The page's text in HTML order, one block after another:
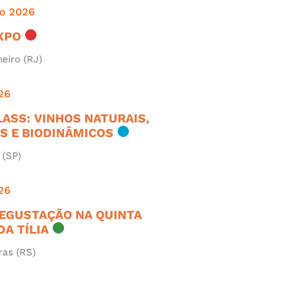
2026
(RJ)
VINHOS NATURAIS,
E BIODINÂMICOS
NA QUINTA
TÍLIA
(RS)